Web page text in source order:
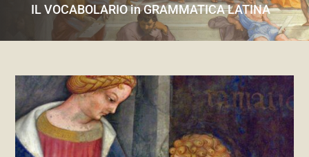
IL VOCABOLARIO in GRAMMATICA LATINA